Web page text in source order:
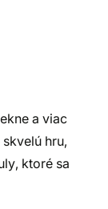
a viac
hru,
ktoré sa